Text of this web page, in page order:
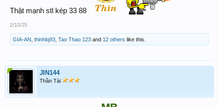
Thật mạnh stl kép 33 88
2/10/25
GIA-AN thinhlq93 Tao Thao 123 and 12 others like this.
JIN144
Thần Tài